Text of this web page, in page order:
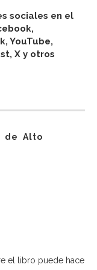
sociales en el
YouTube,
X y otros
de Alto
el libro puede hace